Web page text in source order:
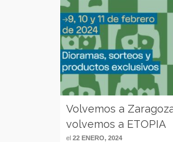
Volvemos a
volvemos a ETOPIA
el 22 ENERO, 2024